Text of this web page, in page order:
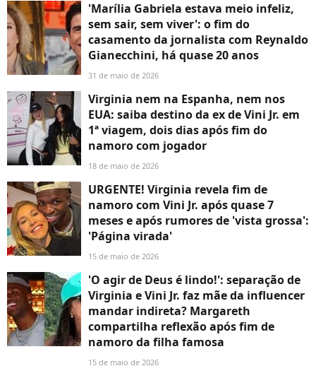
'Marília Gabriela estava meio infeliz,
sem sair, sem viver': o fim do
casamento da jornalista com Reynaldo
Gianecchini, há quase 20 anos
31 de maio de 2026
Virginia nem na Espanha, nem nos
EUA: saiba destino da ex de Vini Jr. em
1ª viagem, dois dias após fim do
namoro com jogador
18 de maio de 2026
URGENTE! Virginia revela fim de
namoro com Vini Jr. após quase 7
meses e após rumores de 'vista grossa':
'Página virada'
15 de maio de 2026
'O agir de Deus é lindo!': separação de
Virginia e Vini Jr. faz mãe da influencer
mandar indireta? Margareth
compartilha reflexão após fim de
namoro da filha famosa
15 de maio de 2026